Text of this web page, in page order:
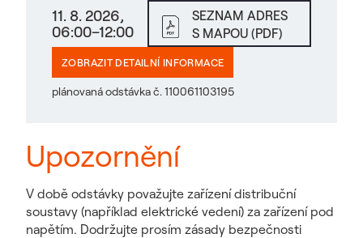
11. 8. 2026,
06:00–12:00
SEZNAM ADRES
S MAPOU (PDF)
ZOBRAZIT DETAILNÍ INFORMACE
plánovaná odstávka č. 110061103195
Upozornění
V době odstávky považujte zařízení distribuční
soustavy (například elektrické vedení) za zařízení pod
napětím. Dodržujte prosím zásady bezpečnosti